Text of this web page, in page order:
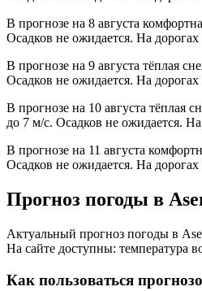
В прогнозе на 8 августа
Осадков не ожидается. На
В прогнозе на 9 августа тёплая
Осадков не ожидается. На
В прогнозе на 10 августа тёплая
до 7 м/с. Осадков не ожидается.
В прогнозе на 11 августа
Осадков не ожидается. На
Прогноз погоды в
Актуальный прогноз погоды в
На сайте доступны: температура
Как пользоваться